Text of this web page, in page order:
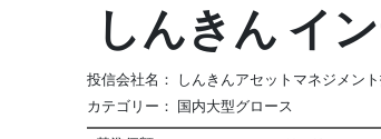
しんきん イ
投信会社名： しんきんアセットマネジメン
カテゴリー： 国内大型グロース